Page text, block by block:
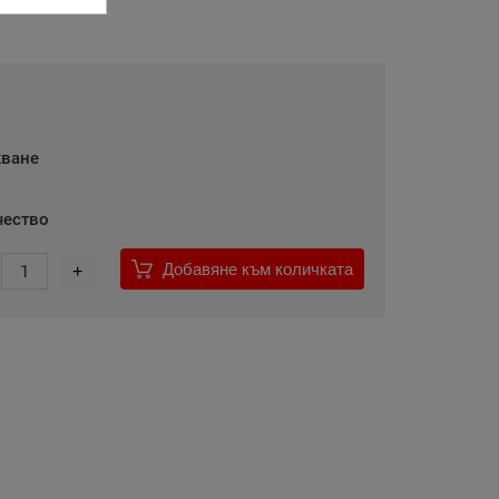
1 + Добавяне към количката